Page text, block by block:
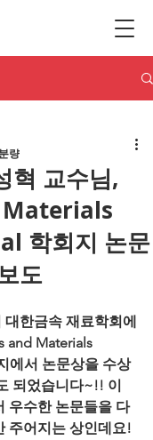
혁 교수님,
학회지 논문
도
량
한금속 재료학회에
and Materials
에서 논문상을 수상
되었습니다~!! 이
우수한 논문들을 다
주어지는 상인데요!